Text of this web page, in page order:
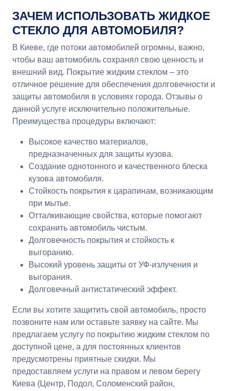
ЗАЧЕМ ИСПОЛЬЗОВАТЬ ЖИДКОЕ
СТЕКЛО ДЛЯ АВТОМОБИЛЯ?
В Киеве, где потоки автомобилей огромны, важно,
чтобы ваш автомобиль сохранял свою ценность и
внешний вид. Покрытие жидким стеклом – это
отличное решение для обеспечения долговечности и
защиты автомобиля в условиях города. Отзывы о
данной услуге исключительно положительные.
Преимущества процедуры включают:
Высокое качество материалов,
предназначенных для защиты кузова.
Создание однотонного и качественного блеска
кузова автомобиля.
Стойкость покрытия к царапинам, возникающим
при мытье.
Отталкивающие свойства, которые помогают
сохранить автомобиль чистым.
Долговечность покрытия и стойкость к
выгоранию.
Высокий уровень защиты от УФ-излучения и
выгорания.
Долговечный антистатический эффект.
Если вы хотите защитить свой автомобиль, просто
позвоните нам или оставьте заявку на сайте. Мы
предлагаем услугу по покрытию жидким стеклом по
доступной цене, а для постоянных клиентов
предусмотрены приятные скидки. Мы
предоставляем услуги на правом и левом берегу
Киева (Центр, Подол, Соломенский район,